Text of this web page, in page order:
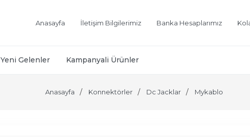
Anasayfa İletişim Bilgilerimiz Banka Hesaplarımız
Yeni Gelenler Kampanyali Ürünler
Anasayfa Konnektörler Dc Jacklar Mykablo